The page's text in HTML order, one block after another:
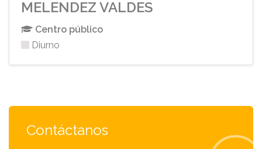
MELENDEZ VALDES
Centro público
Diurno
Contáctanos